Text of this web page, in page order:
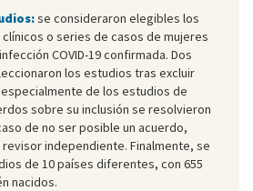
se consideraron elegibles los
o series de casos de mujeres
COVID-19 confirmada. Dos
los estudios tras excluir
de los estudios de
sobre su inclusión se resolvieron
de no ser posible un acuerdo,
independiente. Finalmente, se
de 10 países diferentes, con 655
nacidos.